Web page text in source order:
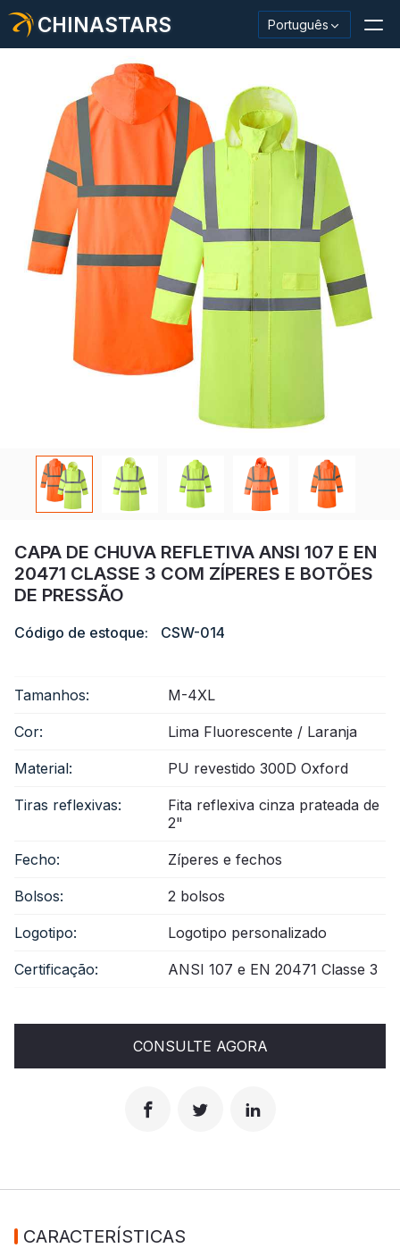
CHINASTARS Português
Material/fita reflexiva
Tecido reflexivo da moda
Roupas de segurança
Material que brilha no escuro
Acabamento Industrial Wash
Sobre CHINASTARS
Novo produto
Vídeo
CAPA DE CHUVA REFLETIVA ANSI 107 E EN
20471 CLASSE 3 COM ZÍPERES E BOTÕES
DE PRESSÃO
Código de estoque: CSW-014
Tamanhos: M-4XL
Cor: Lima Fluorescente / Laranja
Material: PU revestido 300D Oxford
Tiras reflexivas:
Fita reflexiva cinza prateada de
2"
Fecho: Zíperes e fechos
Bolsos: 2 bolsos
Logotipo: Logotipo personalizado
Certificação: ANSI 107 e EN 20471 Classe 3
CONSULTE AGORA
CARACTERÍSTICAS